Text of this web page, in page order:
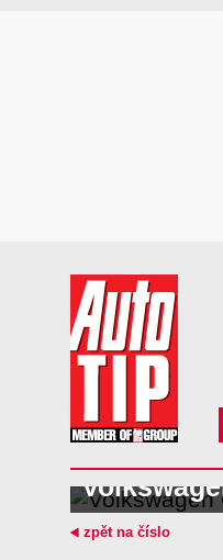
zpět na číslo